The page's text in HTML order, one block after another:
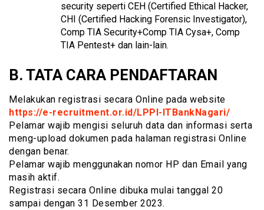
security seperti CEH (Certified Ethical Hacker,
CHI (Certified Hacking Forensic Investigator),
Comp TIA Security+Comp TIA Cysa+, Comp
TIA Pentest+ dan lain-lain.
B. TATA CARA PENDAFTARAN
Melakukan registrasi secara Online pada website
https://e-recruitment.or.id/LPPI-ITBankNagari/
Pelamar wajib mengisi seluruh data dan informasi serta
meng-upload dokumen pada halaman registrasi Online
dengan benar.
Pelamar wajib menggunakan nomor HP dan Email yang
masih aktif.
Registrasi secara Online dibuka mulai tanggal 20
sampai dengan 31 Desember 2023.